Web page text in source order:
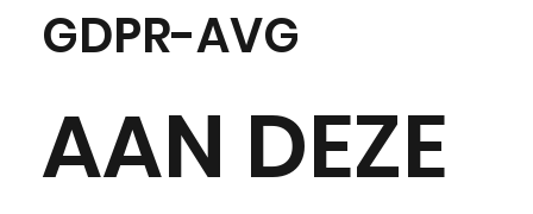
AAN DEZE
GDPR-AVG